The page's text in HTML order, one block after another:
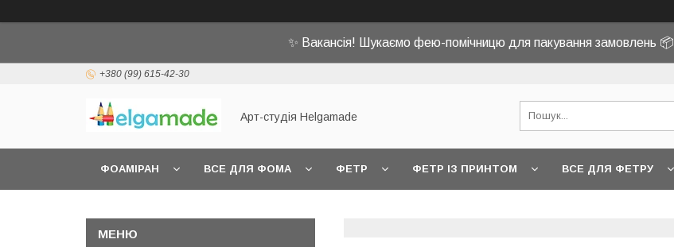
✨ Вакансія! Шукаємо фею-помічницю для пакування замовлень 📦
+380 (99) 615-42-30
Арт-студія Helgamade
ФОАМІРАН ВСЕ ДЛЯ ФОМА ФЕТР ФЕТР ІЗ ПРИНТОМ ВСЕ ДЛЯ ФЕТРУ